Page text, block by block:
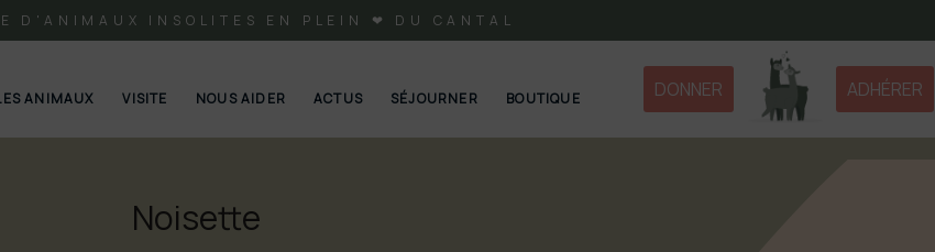
D'ANIMAUX INSOLITES EN PLEIN ❤ DU CANTAL
DONNER ADHÉRER
ANIMAUX VISITE NOUS AIDER ACTUS SÉJOURNER BOUTIQUE
Noisette